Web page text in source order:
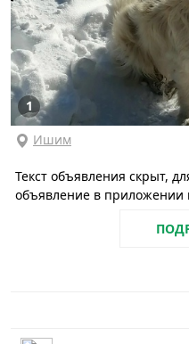
1
Ишим
Текст объявления скрыт,
объявление в приложении